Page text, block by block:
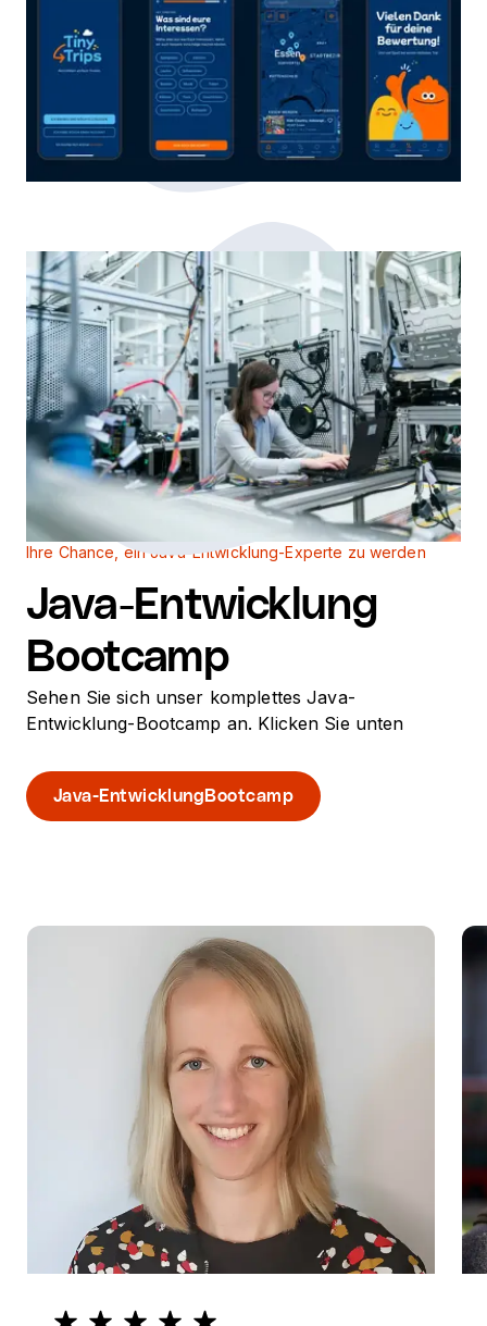
Ihre Chance, ein Java-Entwicklung-Experte zu werden
Java-Entwicklung
Bootcamp
Sehen Sie sich unser komplettes Java-
Entwicklung-Bootcamp an. Klicken Sie unten
Java-EntwicklungBootcamp